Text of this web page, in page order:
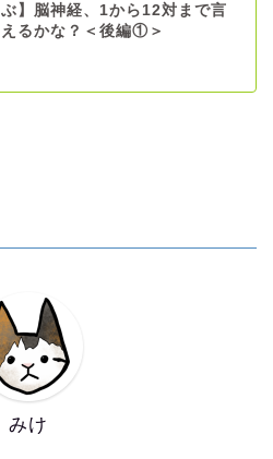
ぶ】脳神経、1から12対まで言
えるかな？＜後編①＞
みけ